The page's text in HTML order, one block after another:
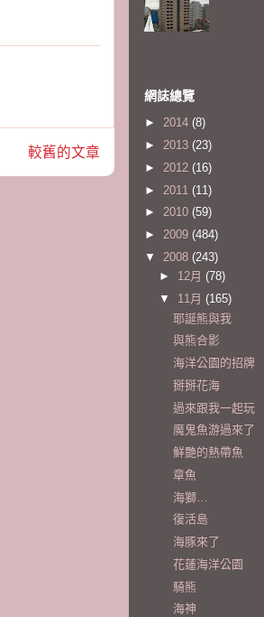
較舊的文章
網誌總覽
► 2014 (8)
► 2013 (23)
► 2012 (16)
► 2011 (11)
► 2010 (59)
► 2009 (484)
▼ 2008 (243)
► 12月 (78)
▼ 11月 (165)
耶誕熊與我
與熊合影
海洋公園的招牌
掰掰花海
過來跟我一起玩
魔鬼魚游過來了
鮮艷的熱帶魚
章魚
海獅…
復活島
海豚來了
花蓮海洋公園
騎熊
海神